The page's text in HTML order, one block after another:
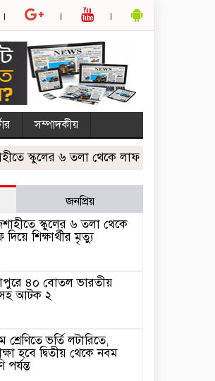
সম্পাদকীয়
স্কুলের ৬ তলা থেকে লাফ দিয়ে শিক্ষার্থীর মৃত্যু
জনপ্রিয়
স্কুলের ৬ তলা থেকে
দিয়ে শিক্ষার্থীর মৃত্যু
৪০ বোতল ভারতীয়
আটক ২
শ্রেণিতে ভর্তি লটারিতে,
হবে দ্বিতীয় থেকে নবম
পর্যন্ত